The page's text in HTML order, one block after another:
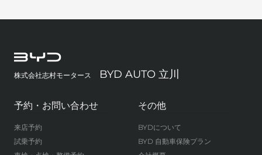
株式会社志村モータース BYD AUTO 立川
予約・お問い合わせ
来店予約
試乗予約
その他
BYDについて
BYD 自動車保険プラン